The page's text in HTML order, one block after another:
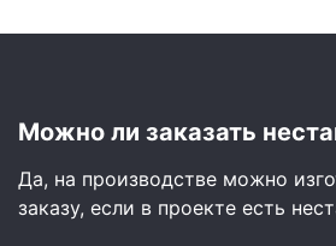
Можно ли заказать
Да, на производстве можно
заказу, если в проекте есть